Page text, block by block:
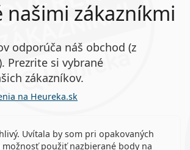
našimi zákazníkmi
odporúča náš obchod (z
Prezrite si vybrané
zákazníkov.
na Heureka.sk
Uvítala by som pri opakovaných
použiť nazbierané body na